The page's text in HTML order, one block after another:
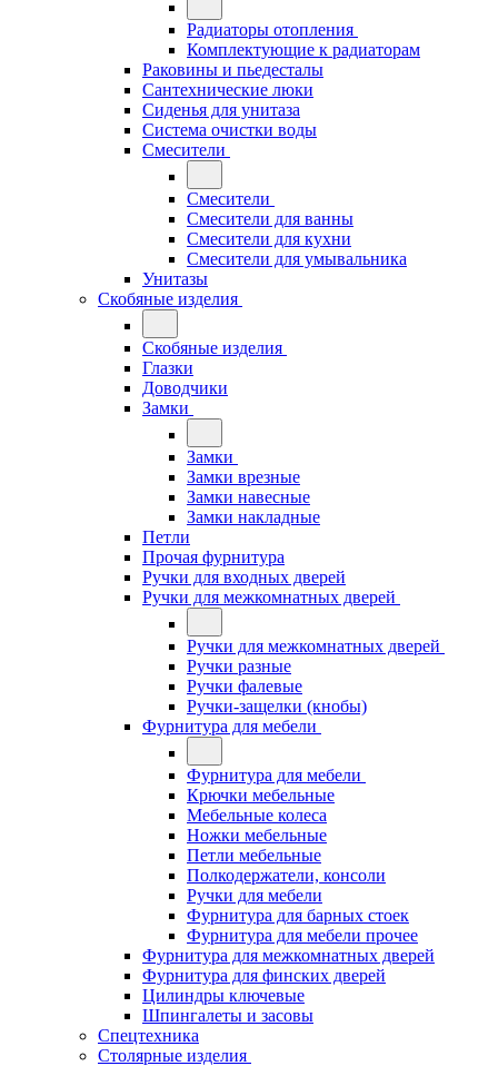
Радиаторы отопления
Комплектующие к радиаторам
Раковины и пьедесталы
Сантехнические люки
Сиденья для унитаза
Система очистки воды
Смесители
Смесители
Смесители для ванны
Смесители для кухни
Смесители для умывальника
Унитазы
Скобяные изделия
Скобяные изделия
Глазки
Доводчики
Замки
Замки
Замки врезные
Замки навесные
Замки накладные
Петли
Прочая фурнитура
Ручки для входных дверей
Ручки для межкомнатных дверей
Ручки для межкомнатных дверей
Ручки разные
Ручки фалевые
Ручки-защелки (кнобы)
Фурнитура для мебели
Фурнитура для мебели
Крючки мебельные
Мебельные колеса
Ножки мебельные
Петли мебельные
Полкодержатели, консоли
Ручки для мебели
Фурнитура для барных стоек
Фурнитура для мебели прочее
Фурнитура для межкомнатных дверей
Фурнитура для финских дверей
Цилиндры ключевые
Шпингалеты и засовы
Спецтехника
Столярные изделия